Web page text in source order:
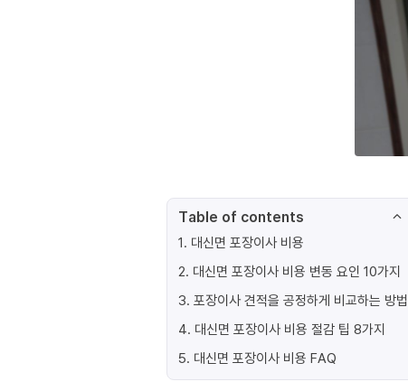
Table of contents
1. 대신면 포장이사 비용
2. 대신면 포장이사 비용 변동 요인 10가지
3. 포장이사 견적을 공정하게 비교하는 방법
4. 대신면 포장이사 비용 절감 팁 8가지
5. 대신면 포장이사 비용 FAQ